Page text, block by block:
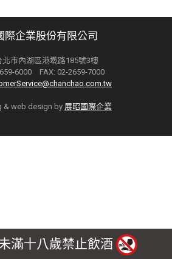
際企業股份有限公司
北市內湖區港墘路185號3樓
6000 FAX: 02-2659-7000
& web design by 展昭國際企業
滿十八歲禁止飲酒